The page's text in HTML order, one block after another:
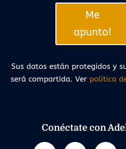
Me
apunto!
Sus datos están protegidos y
será compartida. Verpolítica
Conéctate con